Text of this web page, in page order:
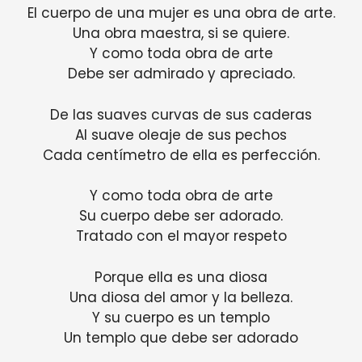
El cuerpo de una mujer es una obra de arte.
Una obra maestra, si se quiere.
Y como toda obra de arte
Debe ser admirado y apreciado.
De las suaves curvas de sus caderas
Al suave oleaje de sus pechos
Cada centímetro de ella es perfección.
Y como toda obra de arte
Su cuerpo debe ser adorado.
Tratado con el mayor respeto
Porque ella es una diosa
Una diosa del amor y la belleza.
Y su cuerpo es un templo
Un templo que debe ser adorado